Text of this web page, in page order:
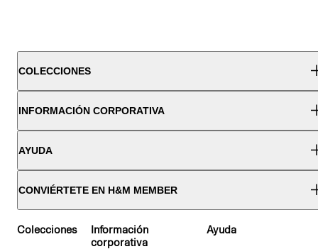
COLECCIONES
INFORMACIÓN CORPORATIVA
AYUDA
CONVIÉRTETE EN H&M MEMBER
Colecciones
Información
corporativa
Ayuda